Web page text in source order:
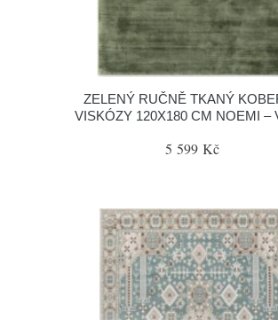
ZELENÝ RUČNĚ TKANÝ
VISKÓZY 120X180 CM NOEMI –
5 599 Kč